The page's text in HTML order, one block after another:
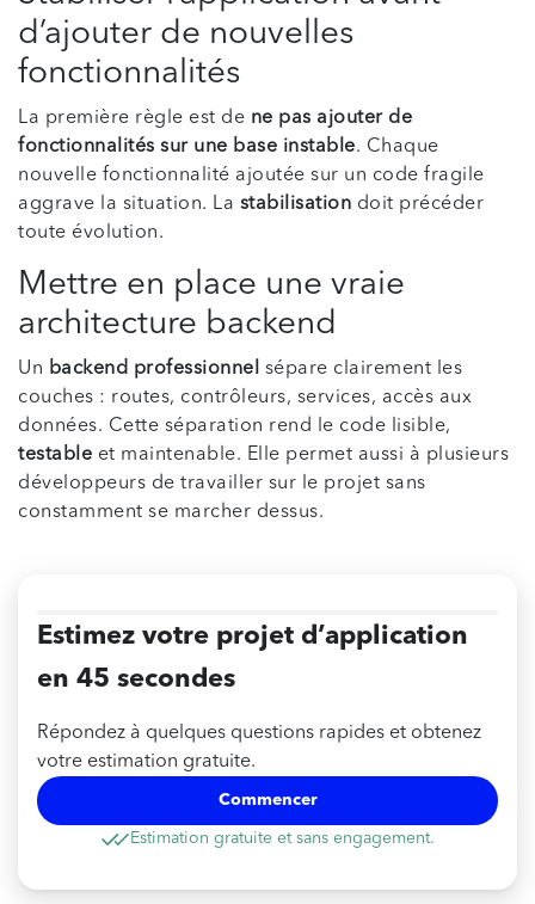
d’ajouter de nouvelles
fonctionnalités
La première règle est de ne pas ajouter de
fonctionnalités sur une base instable. Chaque
nouvelle fonctionnalité ajoutée sur un code fragile
aggrave la situation. La stabilisation doit précéder
toute évolution.
Mettre en place une vraie
architecture backend
Un backend professionnel
sépare clairement les
couches : routes, contrôleurs, services, accès aux
données. Cette séparation rend le code lisible,
testable et maintenable. Elle permet aussi à plusieurs
développeurs de travailler sur le projet sans
constamment se marcher dessus.
Estimez votre projet d’application
en 45 secondes
Répondez à quelques questions rapides et obtenez
votre estimation gratuite.
Commencer
Estimation gratuite et sans engagement.